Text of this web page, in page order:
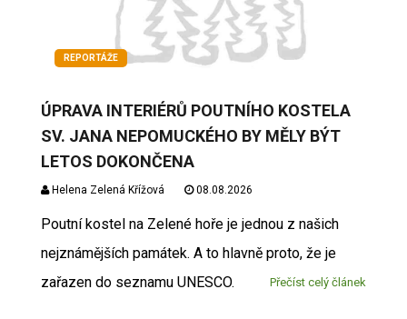
REPORTÁŽE
ÚPRAVA INTERIÉRŮ POUTNÍHO KOSTELA
SV. JANA NEPOMUCKÉHO BY MĚLY BÝT
LETOS DOKONČENA
Helena Zelená Křížová 08.08.2026
Poutní kostel na Zelené hoře je jednou z našich
nejznámějších památek. A to hlavně proto, že je
zařazen do seznamu UNESCO.
Přečíst celý článek